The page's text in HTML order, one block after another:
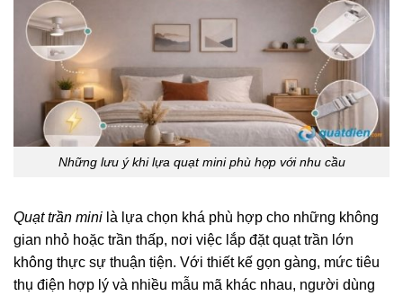
Những lưu ý khi lựa quạt mini phù hợp với nhu cầu
Quạt trần mini là lựa chọn khá phù hợp cho những không
gian nhỏ hoặc trần thấp, nơi việc lắp đặt quạt trần lớn
không thực sự thuận tiện. Với thiết kế gọn gàng, mức tiêu
thụ điện hợp lý và nhiều mẫu mã khác nhau, người dùng